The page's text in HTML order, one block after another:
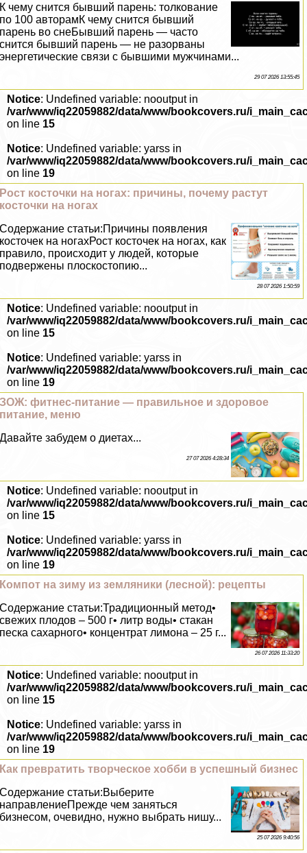
К чему снится бывший парень: толкование
по 100 авторамК чему снится бывший
парень во снеБывший парень — часто
снится бывший парень — не разорваны
энергетические связи с бывшими мужчинами...
29 07 2026 13:55:45
Notice: Undefined variable: nooutput in
/var/www/iq22059882/data/www/bookcovers.ru/
on line 15
Notice: Undefined variable: yarss in
/var/www/iq22059882/data/www/bookcovers.ru/
on line 19
Рост косточки на ногах: причины, почему растут
косточки на ногах
Содержание статьи:Причины появления
косточек на ногахРост косточек на ногах, как
правило, происходит у людей, которые
подвержены плоскостопию...
28 07 2026 1:50:59
Notice: Undefined variable: nooutput in
/var/www/iq22059882/data/www/bookcovers.ru/
on line 15
Notice: Undefined variable: yarss in
/var/www/iq22059882/data/www/bookcovers.ru/
on line 19
ЗОЖ: фитнес-питание — правильное и здоровое
питание, меню
Давайте забудем о диетах...
27 07 2026 4:28:34
Notice: Undefined variable: nooutput in
/var/www/iq22059882/data/www/bookcovers.ru/
on line 15
Notice: Undefined variable: yarss in
/var/www/iq22059882/data/www/bookcovers.ru/
on line 19
Компот на зиму из земляники (лесной): рецепты
Содержание статьи:Традиционный метод•
свежих плодов – 500 г• литр воды• стакан
песка сахарного• концентрат лимона – 25 г...
26 07 2026 11:33:20
Notice: Undefined variable: nooutput in
/var/www/iq22059882/data/www/bookcovers.ru/
on line 15
Notice: Undefined variable: yarss in
/var/www/iq22059882/data/www/bookcovers.ru/
on line 19
Как превратить творческое хобби в успешный бизнес
Содержание статьи:Выберите
направлениеПрежде чем заняться
бизнесом, очевидно, нужно выбрать нишу...
25 07 2026 9:40:56